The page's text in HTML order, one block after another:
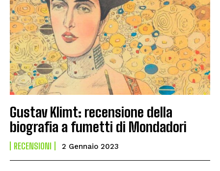
Gustav Klimt: recensione della
biografia a fumetti di Mondadori
RECENSIONI 2 Gennaio 2023